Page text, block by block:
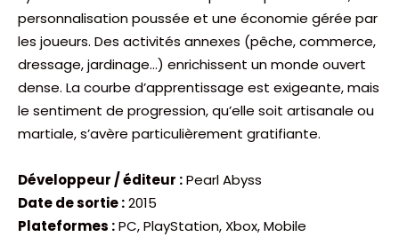
personnalisation poussée et une économie gérée par
les joueurs. Des activités annexes (pêche, commerce,
dressage, jardinage…) enrichissent un monde ouvert
dense. La courbe d’apprentissage est exigeante, mais
le sentiment de progression, qu’elle soit artisanale ou
martiale, s’avère particulièrement gratifiante.
Développeur / éditeur :Pearl Abyss
Date de sortie :2015
Plateformes :PC, PlayStation, Xbox, Mobile